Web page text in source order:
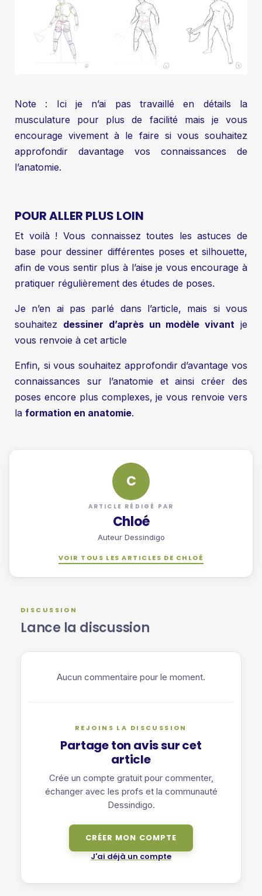
Note : Ici je n’ai pas travaillé en détails la
musculature pour plus de facilité mais je vous
encourage vivement à le faire si vous souhaitez
approfondir davantage vos connaissances de
l’anatomie.
POUR ALLER PLUS LOIN
Et voilà ! Vous connaissez toutes les astuces de
base pour dessiner différentes poses et silhouette,
afin de vous sentir plus à l’aise je vous encourage à
pratiquer régulièrement des études de poses.
Je n’en ai pas parlé dans l’article, mais si vous
souhaitez dessiner d’après un modèle vivant je
vous renvoie à cet article
Enfin, si vous souhaitez approfondir d’avantage vos
connaissances sur l’anatomie et ainsi créer des
poses encore plus complexes, je vous renvoie vers
la formation en anatomie.
C
ARTICLE RÉDIGÉ PAR
Chloé
Auteur Dessindigo
VOIR TOUS LES ARTICLES DE CHLOÉ
DISCUSSION
Lance la discussion
Aucun commentaire pour le moment.
REJOINS LA DISCUSSION
Partage ton avis sur cet
article
Crée un compte gratuit pour commenter,
échanger avec les profs et la communauté
Dessindigo.
CRÉER MON COMPTE
J'ai déjà un compte